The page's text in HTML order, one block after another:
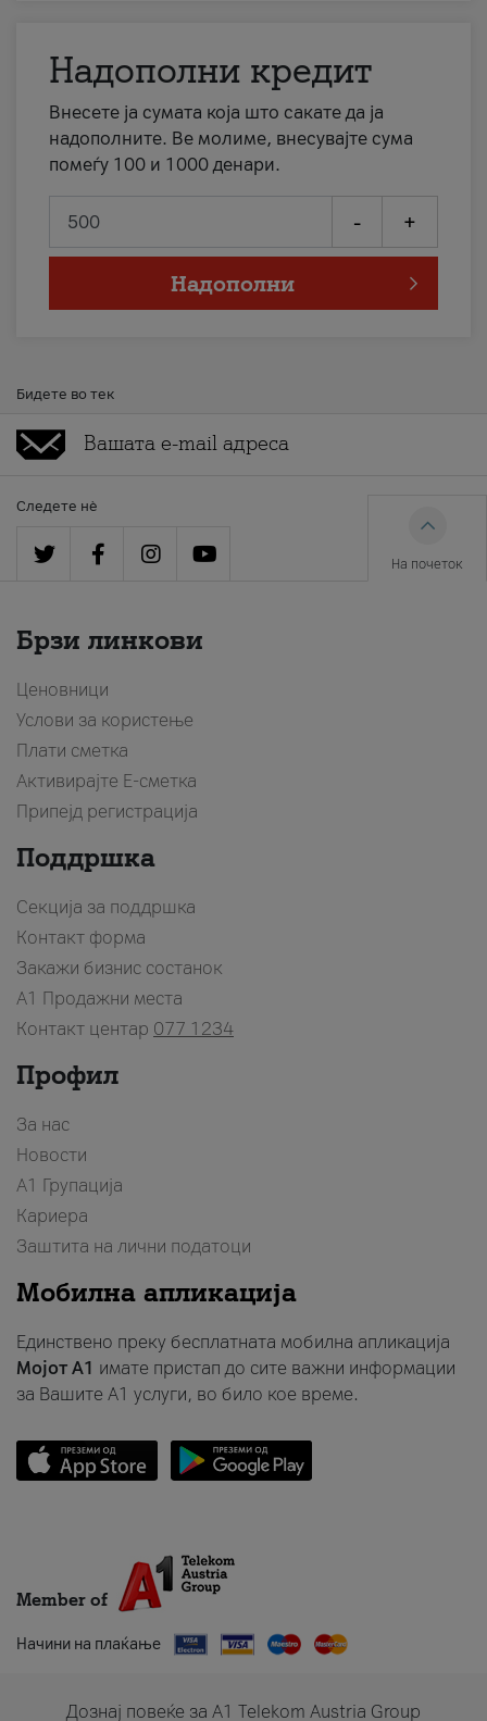
Надополни кредит
Внесете ја сумата која што сакате да ја
надополните. Ве молиме, внесувајте сума
помеѓу 100 и 1000 денари.
- +
Надополни
Бидете во тек
Следете нè
На почеток
Брзи линкови
Ценовници
Услови за користење
Плати сметка
Активирајте Е-сметка
Припејд регистрација
Поддршка
Секција за поддршка
Контакт форма
Закажи бизнис состанок
A1 Продажни места
Контакт центар 077 1234
Профил
За нас
Новости
А1 Групација
Кариера
Заштита на лични податоци
Мобилна апликација
Единствено преку бесплатната мобилна апликација
Мојот A1 имате пристап до сите важни информации
за Вашите A1 услуги, во било кое време.
Member of
Начини на плаќање
Дознај повеќе за A1 Telekom Austria Group